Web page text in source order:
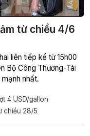
từ chiều 4/6
liên tiếp kể từ 15h00
Bộ Công Thương-Tài
nhất.
4 USD/gallon
chiều 28/5